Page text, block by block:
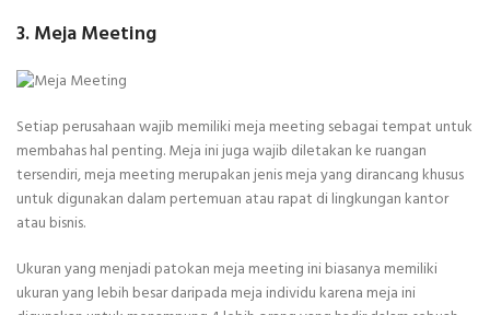
3. Meja Meeting
Setiap perusahaan wajib memiliki meja meeting sebagai tempat untuk
membahas hal penting. Meja ini juga wajib diletakan ke ruangan
tersendiri, meja meeting merupakan jenis meja yang dirancang khusus
untuk digunakan dalam pertemuan atau rapat di lingkungan kantor
atau bisnis.
Ukuran yang menjadi patokan meja meeting ini biasanya memiliki
ukuran yang lebih besar daripada meja individu karena meja ini